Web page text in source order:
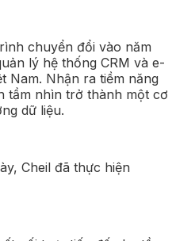
chuyển đổi vào năm
lý hệ thống CRM và e-
Nam. Nhận ra tiềm năng
tầm nhìn trở thành một cơ
dữ liệu.
Cheil đã thực hiện